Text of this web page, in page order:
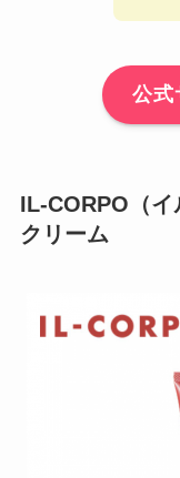
公式
IL-CORPO（イ
クリーム